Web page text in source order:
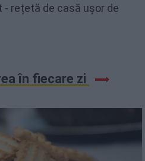
- rețetă de casă ușor de
în fiecare zi